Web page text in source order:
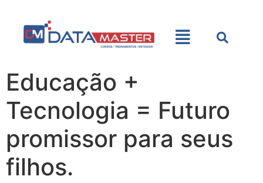
Educação +
Tecnologia = Futuro
promissor para seus
filhos.